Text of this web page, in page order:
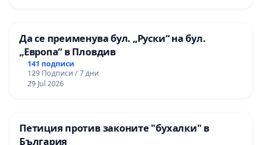
Да се преименува бул. „Руски“ на бул.
„Европа“ в Пловдив
141 подписи
129 Подписи / 7 дни
29 Jul 2026
Петиция против законите "бухалки" в
България